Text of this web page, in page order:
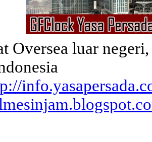
Oversea luar